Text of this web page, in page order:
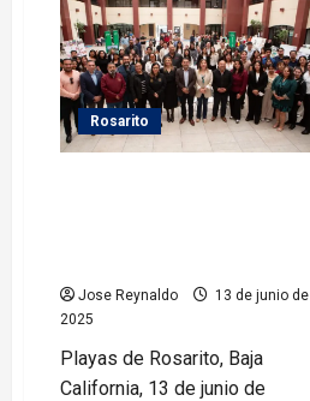
Adame
acerca
servicios
municipales
a
familias
de
Primo
Tapia
Rosarito
Jose Reynaldo
13 de junio de
2025
Playas de Rosarito, Baja
California, 13 de junio de